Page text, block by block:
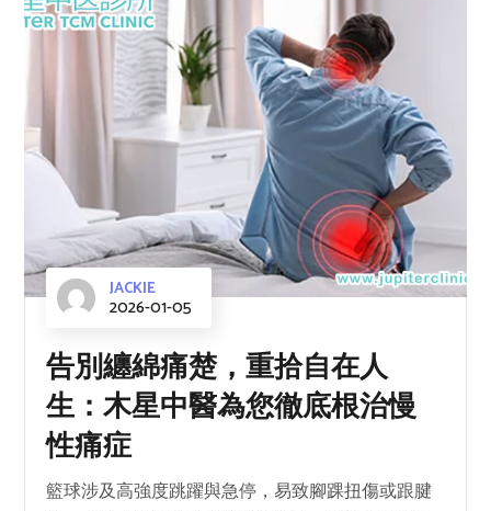
JACKIE
2026-01-05
告別纏綿痛楚，重拾自在人
生：木星中醫為您徹底根治慢
性痛症
籃球涉及高強度跳躍與急停，易致腳踝扭傷或跟腱